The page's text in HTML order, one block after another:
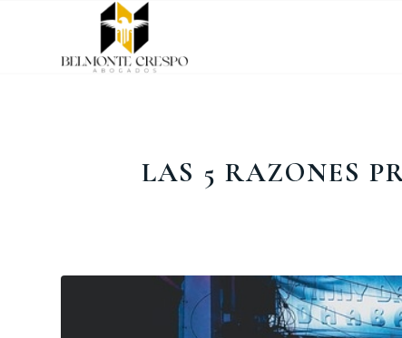
LAS 5 RAZONES